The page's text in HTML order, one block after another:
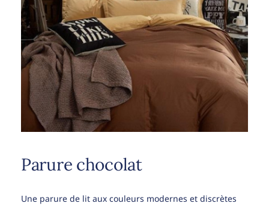
Parure chocolat
Une parure de lit aux couleurs modernes et discrètes